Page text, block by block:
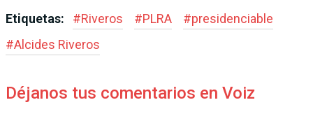
Etiquetas: #Riveros #PLRA #presidenciable
#Alcides Riveros
Déjanos tus comentarios en Voiz